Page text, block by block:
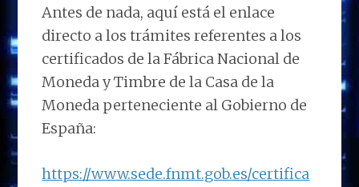
Antes de nada, aquí está el enlace
directo a los trámites referentes a los
certificados de la Fábrica Nacional de
Moneda y Timbre de la Casa de la
Moneda perteneciente al Gobierno de
España:
https://www.sede.fnmt.gob.es/certifica